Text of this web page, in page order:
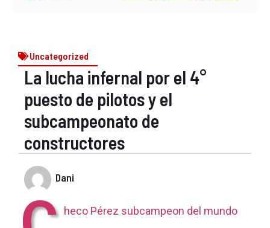
Uncategorized
La lucha infernal por el 4°
puesto de pilotos y el
subcampeonato de
constructores
Dani
heco Pérez subcampeon del mundo